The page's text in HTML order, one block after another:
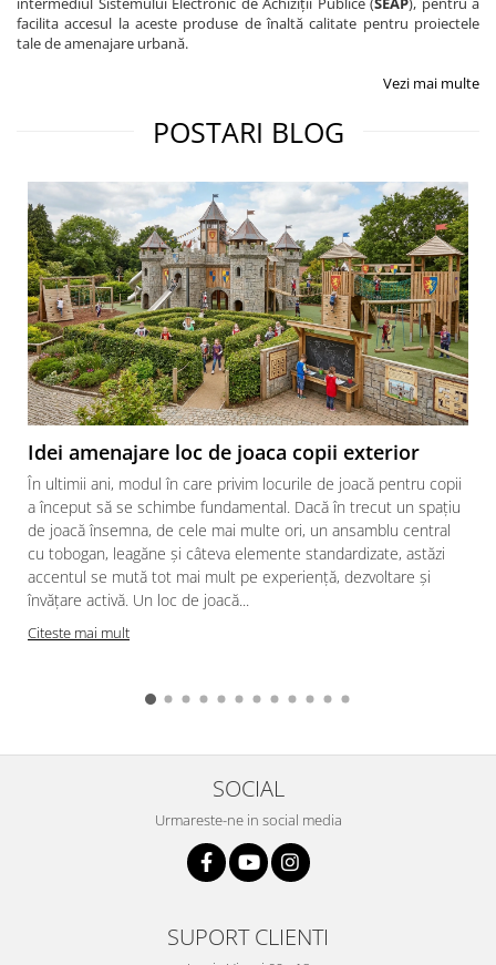
facilita accesul la aceste produse de înaltă calitate pentru proiectele
tale de amenajare urbană.
Vezi mai multe
POSTARI BLOG
Idei amenajare loc de joaca copii exterior
În ultimii ani, modul în care privim locurile de joacă pentru copii
a început să se schimbe fundamental. Dacă în trecut un spațiu
de joacă însemna, de cele mai multe ori, un ansamblu central
cu tobogan, leagăne și câteva elemente standardizate, astăzi
accentul se mută tot mai mult pe experiență, dezvoltare și
învățare activă. Un loc de joacă...
Citeste mai mult
SOCIAL
Urmareste-ne in social media
SUPORT CLIENTI